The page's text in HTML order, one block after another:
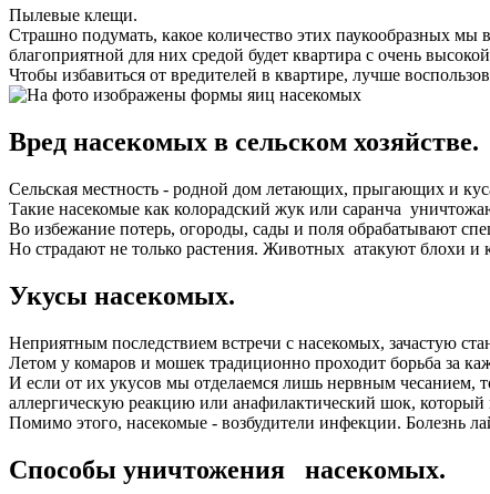
Пылевые клещи.
Страшно подумать, какое количество этих паукообразных
благоприятной для них средой будет квартира с очень
Чтобы избавиться от вредителей в квартире, лучше
Вред насекомых в сельском хозяйстве.
Сельская местность - родной дом летающих, прыгающих и
Такие насекомые как колорадский жук или саранча
Во избежание потерь, огороды, сады и поля обрабатывают
Но страдают не только растения. Животных атакуют блохи
Укусы насекомых.
Неприятным последствием встречи с насекомых, зачастую
Летом у комаров и мошек традиционно проходит борьба за
И если от их укусов мы отделаемся лишь нервным чесанием,
аллергическую реакцию или анафилактический шок, который
Помимо этого, насекомые - возбудители инфекции. Болезнь
Способы уничтожения насекомых.